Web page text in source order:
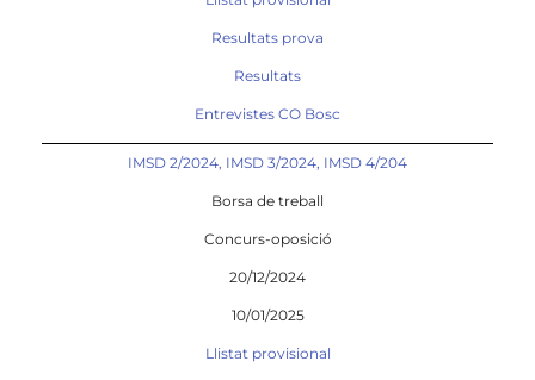
Resultats prova
Resultats
Entrevistes CO Bosc
IMSD 2/2024, IMSD 3/2024, IMSD 4/204
Borsa de treball
Concurs-oposició
20/12/2024
10/01/2025
Llistat provisional